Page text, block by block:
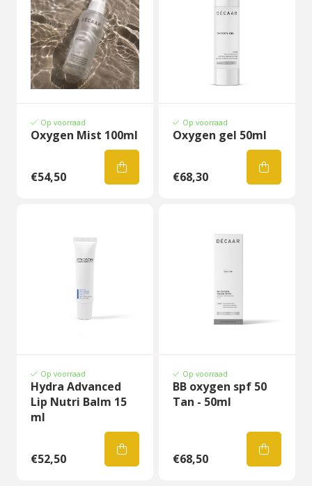
Op voorraad
Oxygen Mist 100ml
€54,50
Op voorraad
Oxygen gel 50ml
€68,30
Op voorraad
Hydra Advanced
Lip Nutri Balm 15
ml
€52,50
Op voorraad
BB oxygen spf 50
Tan - 50ml
€68,50